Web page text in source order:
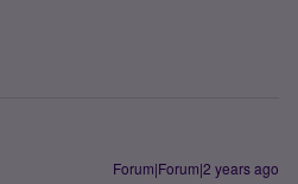
Forum|Forum|2 years ago